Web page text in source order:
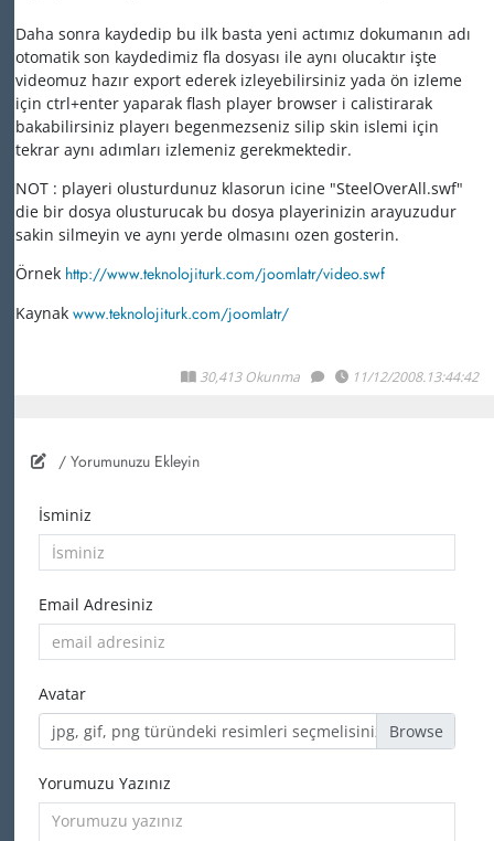
Daha sonra kaydedip bu ilk basta yeni actımız dokumanın adı
otomatik son kaydedimiz fla dosyası ile aynı olucaktır işte
videomuz hazır export ederek izleyebilirsiniz yada ön izleme
için ctrl+enter yaparak flash player browser i calistirarak
bakabilirsiniz playerı begenmezseniz silip skin islemi için
tekrar aynı adımları izlemeniz gerekmektedir.
NOT : playeri olusturdunuz klasorun icine "SteelOverAll.swf"
die bir dosya olusturucak bu dosya playerinizin arayuzudur
sakin silmeyin ve aynı yerde olmasını ozen gosterin.
Örnek http://www.teknolojiturk.com/joomlatr/video.swf
Kaynak www.teknolojiturk.com/joomlatr/
30,413 Okunma 11/12/2008.13:44:42
/ Yorumunuzu Ekleyin
İsminiz
Email Adresiniz
Avatar
jpg, gif, png türündeki resimleri seçmelisiniz
Yorumuzu Yazınız